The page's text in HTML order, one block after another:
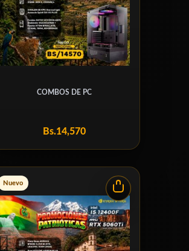
COMBOS DE PC
Bs.14,570
Nuevo